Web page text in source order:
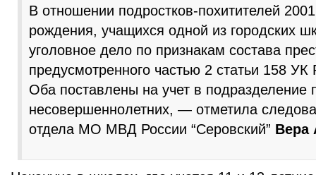
В отношении подростков-похитителей
рождения, учащихся одной из городских
уголовное дело по признакам состава
предусмотренного частью 2 статьи 158
Оба поставлены на учет в подразделение
несовершеннолетних, — отметила
отдела МО МВД России “Серовский” Вера